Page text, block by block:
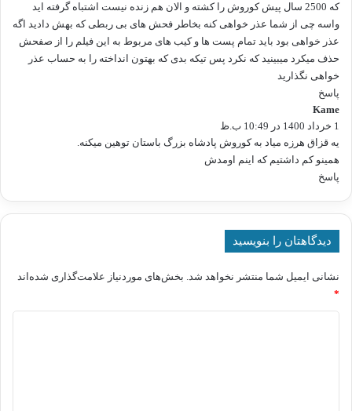
که 2500 سال پیش کوروش را کشته و الان هم زنده نیست اشتباه گرفته اید
واسه چی از شما عذر خواهی کنه بخاطر فحش های بی ربطی که بهش دادید اگه
عذر خواهی بود باید تمام پست ها و کیب های مربوط به این فیلم را از صفحش
حذف میکرد میبینید که نکرد پس تیکه بدی که بهتون انداخته را به حساب عذر
خواهی نگذارید
پاسخ
Kame
ف
ت
:
1 خرداد 1400 در 10:49 ب.ظ
یه قزاق هرزه میاد به کوروش پادشاه بزرگ باستان توهین میکنه.
همینو کم داشتیم که اینم اومدش
پاسخ
دیدگاهتان را بنویسید
نشانی ایمیل شما منتشر نخواهد شد. بخش‌های موردنیاز علامت‌گذاری شده‌اند
*